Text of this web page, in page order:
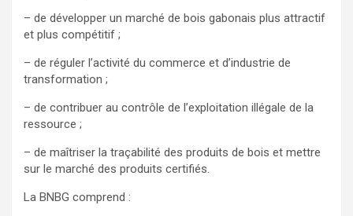
– de développer un marché de bois gabonais plus attractif
et plus compétitif ;
– de réguler l’activité du commerce et d’industrie de
transformation ;
– de contribuer au contrôle de l’exploitation illégale de la
ressource ;
– de maîtriser la traçabilité des produits de bois et mettre
sur le marché des produits certifiés.
La BNBG comprend :